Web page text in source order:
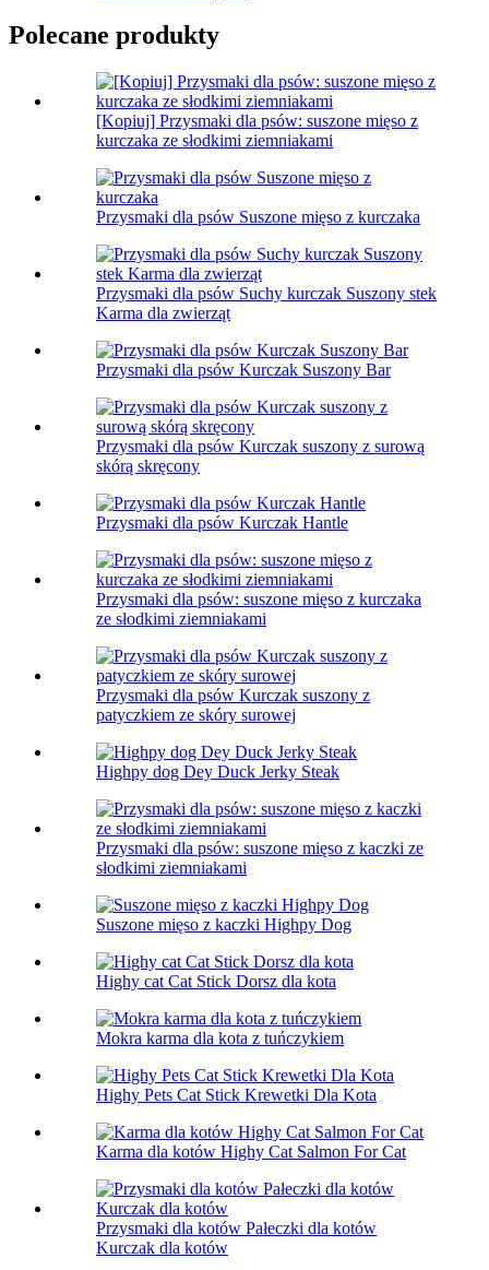
Polecane produkty
[Kopiuj] Przysmaki dla psów: suszone mięso z
kurczaka ze słodkimi ziemniakami
Przysmaki dla psów Suszone mięso z kurczaka
Przysmaki dla psów Suchy kurczak Suszony stek
Karma dla zwierząt
Przysmaki dla psów Kurczak Suszony Bar
Przysmaki dla psów Kurczak suszony z surową
skórą skręcony
Przysmaki dla psów Kurczak Hantle
Przysmaki dla psów: suszone mięso z kurczaka
ze słodkimi ziemniakami
Przysmaki dla psów Kurczak suszony z
patyczkiem ze skóry surowej
Highpy dog ​​Dey Duck Jerky Steak
Przysmaki dla psów: suszone mięso z kaczki ze
słodkimi ziemniakami
Suszone mięso z kaczki Highpy Dog
Highy cat Cat Stick Dorsz dla kota
Mokra karma dla kota z tuńczykiem
Highy Pets Cat Stick Krewetki Dla Kota
Karma dla kotów Highy Cat Salmon For Cat
Przysmaki dla kotów Pałeczki dla kotów
Kurczak dla kotów